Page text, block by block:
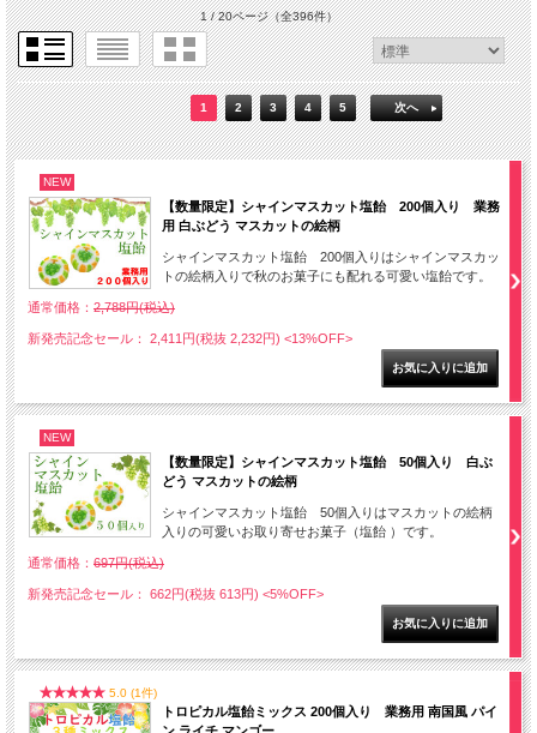
1 / 20ページ（全396件）
1 2 3 4 5 次へ
NEW
【数量限定】シャインマスカット塩飴 200個入り 業務
用 白ぶどう マスカットの絵柄
シャインマスカット塩飴 200個入りはシャインマスカッ
トの絵柄入りで秋のお菓子にも配れる可愛い塩飴です。
通常価格： 2,788円(税込)
新発売記念セール： 2,411円(税抜 2,232円) <13%OFF>
NEW
【数量限定】シャインマスカット塩飴 50個入り 白ぶ
どう マスカットの絵柄
シャインマスカット塩飴 50個入りはマスカットの絵柄
入りの可愛いお取り寄せお菓子（塩飴 ）です。
通常価格： 697円(税込)
新発売記念セール： 662円(税抜 613円) <5%OFF>
5.0 (1件)
トロピカル塩飴ミックス 200個入り 業務用 南国風 パイ